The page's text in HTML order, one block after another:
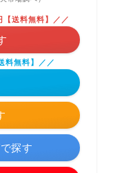
送料無料】／／
探す
料無料】／／